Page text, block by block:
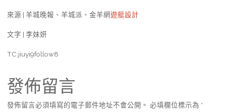
來源 | 羊城晚報、羊城派、金羊網遊艇設計
文字 | 李妹妍
TC:jiuyi9follow8
發佈留言
發佈留言必須填寫的電子郵件地址不會公開。 必填欄位標示為 *